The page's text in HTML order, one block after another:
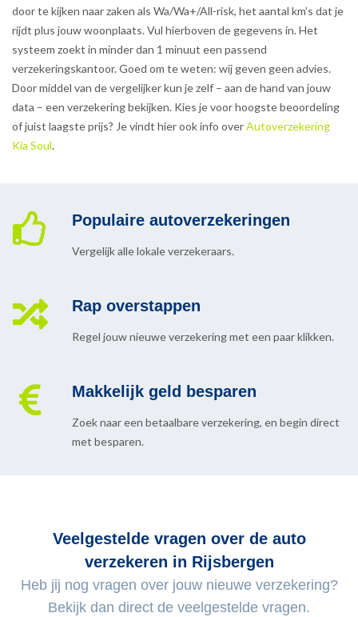
door te kijken naar zaken als Wa/Wa+/All-risk, het aantal km’s dat je
rijdt plus jouw woonplaats. Vul hierboven de gegevens in. Het
systeem zoekt in minder dan 1 minuut een passend
verzekeringskantoor. Goed om te weten: wij geven geen advies.
Door middel van de vergelijker kun je zelf – aan de hand van jouw
data – een verzekering bekijken. Kies je voor hoogste beoordeling
of juist laagste prijs? Je vindt hier ook info overAutoverzekering
Kia Soul.
Populaire autoverzekeringen
Vergelijk alle lokale verzekeraars.
Rap overstappen
Regel jouw nieuwe verzekering met een paar klikken.
Makkelijk geld besparen
Zoek naar een betaalbare verzekering, en begin direct
met besparen.
Veelgestelde vragen over de auto
verzekeren in Rijsbergen
Heb jij nog vragen over jouw nieuwe verzekering?
Bekijk dan direct de veelgestelde vragen.